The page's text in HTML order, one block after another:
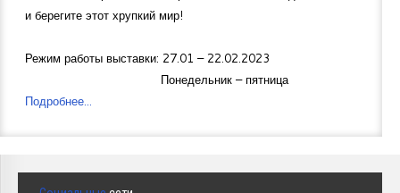
и берегите этот хрупкий мир!
Режим работы выставки: 27.01 – 22.02.2023
Понедельник – пятница
Подробнее...